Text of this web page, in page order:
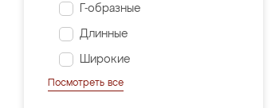
Г-образные
Длинные
Широкие
Посмотреть все